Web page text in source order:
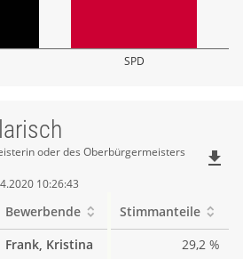
SPD
oder des Oberbürgermeisters
10:26:43
file_download
Bewerbende
Stimmanteile
Frank, Kristina
29,2 %